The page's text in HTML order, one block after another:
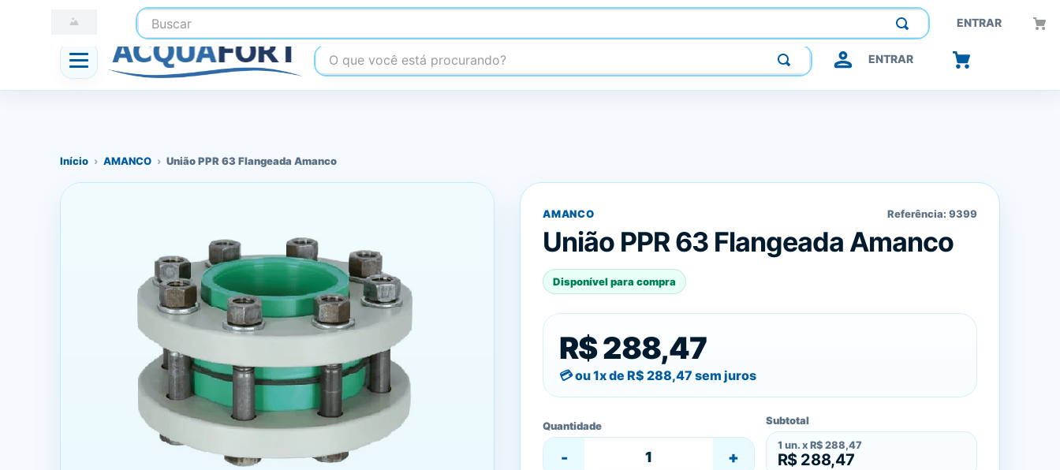
Buscar ENTRAR
☎ (41) 3247-1199 Construindo confiança, inovando o futuro.
O que você está procurando? ENTRAR
Início › AMANCO › União PPR 63 Flangeada Amanco
AMANCO Referência: 9399
União PPR 63 Flangeada Amanco
Disponível para compra
R$ 288,47
ou 1x de R$ 288,47 sem juros
Quantidade
- +
Subtotal
1 un. x R$ 288,47
R$ 288,47